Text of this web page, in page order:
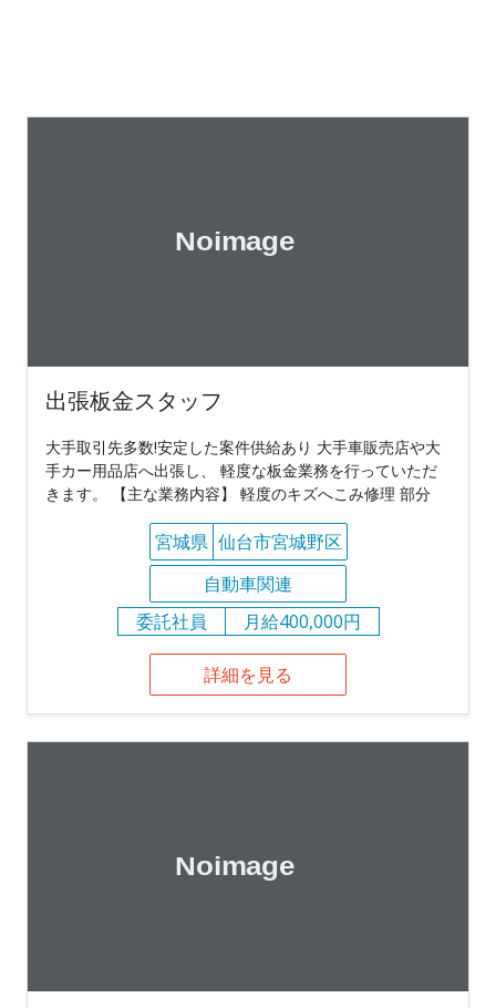
出張板金スタッフ
大手取引先多数!安定した案件供給あり 大手車販売店や大
手カー用品店へ出張し、 軽度な板金業務を行っていただ
きます。 【主な業務内容】 軽度のキズへこみ修理 部分
宮城県 仙台市宮城野区
自動車関連
委託社員
月給400,000円
詳細を見る